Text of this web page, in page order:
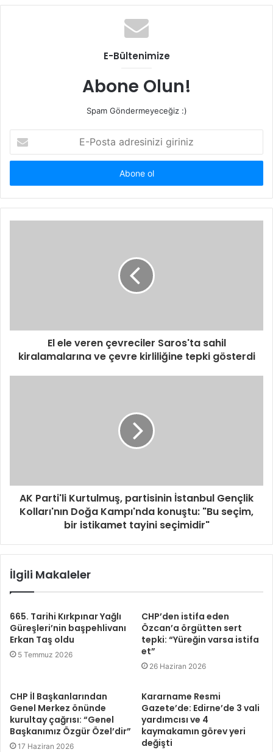
E-Bültenimize
Abone Olun!
Spam Göndermeyeceğiz :)
Posta
adresinizi
El ele veren çevreciler Saros'ta sahil
kiralamalarına ve çevre kirliliğine tepki gösterdi
AK Parti'li Kurtulmuş, partisinin İstanbul Gençlik
Kolları'nın Doğa Kampı'nda konuştu: "Bu seçim,
bir istikamet tayini seçimidir"
İlgili Makaleler
665. Tarihi Kırkpınar Yağlı
Güreşleri’nin başpehlivanı
Erkan Taş oldu
5 Temmuz 2026
CHP’den istifa eden
Özcan’a örgütten sert
tepki: “Yüreğin varsa istifa
et”
26 Haziran 2026
CHP İl Başkanlarından
Genel Merkez önünde
kurultay çağrısı: “Genel
Başkanımız Özgür Özel’dir”
17 Haziran 2026
Kararname Resmi
Gazete’de: Edirne’de 3 vali
yardımcısı ve 4
kaymakamın görev yeri
değişti